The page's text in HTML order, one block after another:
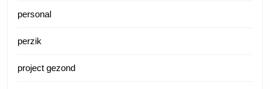
personal
perzik
project gezond